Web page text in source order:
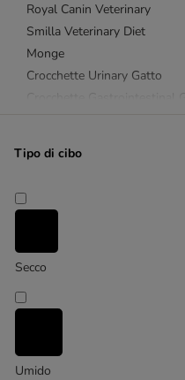
Royal Canin Veterinary
Smilla Veterinary Diet
Monge
Crocchette Urinary Gatto
Crocchette Morbide Gatti
Crocchette Struvite Gatto
Umido Gastrointestinal Gatto
Umido Gatti Urinary
Tipo di cibo
Secco
Umido